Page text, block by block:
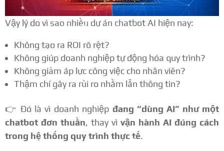
Vậy lý do vì sao nhiều dự án chatbot AI hiện nay:
Không tạo ra ROI rõ rệt?
Không giúp doanh nghiệp tự động hóa quy trình?
Không giảm áp lực công việc cho nhân viên?
Thậm chí gây ra rủi ro nhầm lẫn thông tin?
👉 Đó là vì doanh nghiệp đang “dùng AI” như một
chatbot đơn thuần, thay vì vận hành AI đúng cách
trong hệ thống quy trình thực tế.